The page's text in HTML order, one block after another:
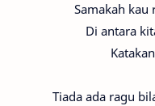
Samakah kau
Di antara
Tiada ada ragu